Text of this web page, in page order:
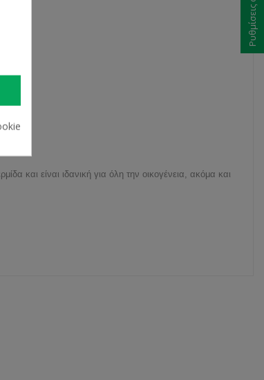
και είναι ιδανική για όλη την οικογένεια, ακόμα και